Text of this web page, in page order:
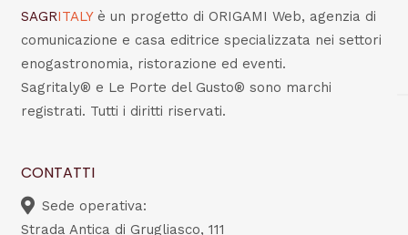
SAGRITALY è un progetto di ORIGAMI Web, agenzia di
comunicazione e casa editrice specializzata nei settori
enogastronomia, ristorazione ed eventi.
Sagritaly® e Le Porte del Gusto® sono marchi
registrati. Tutti i diritti riservati.
CONTATTI
Sede operativa:
Strada Antica di Grugliasco, 111